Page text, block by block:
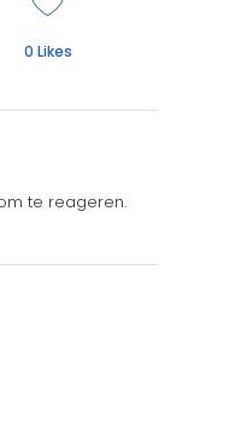
0 Likes
te reageren.